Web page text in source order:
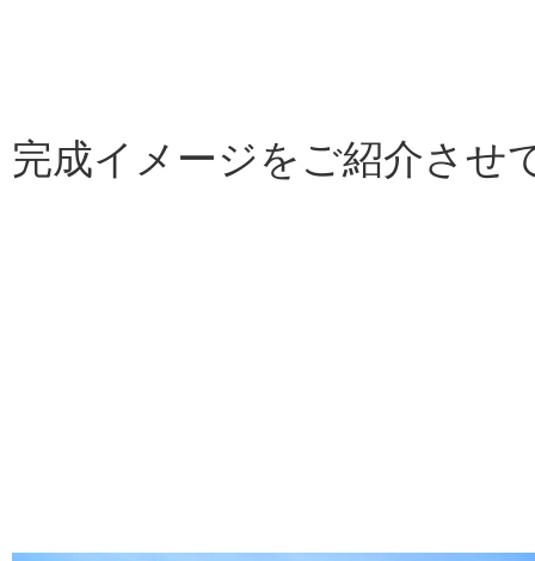
完成イメージをご紹介させ